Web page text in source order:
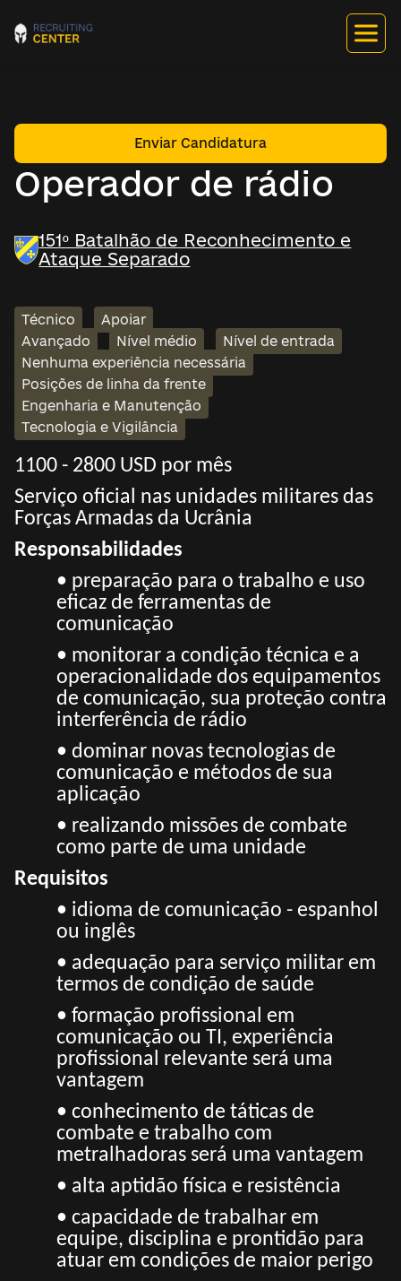
Operador de rádio
Enviar Candidatura
151º Batalhão de Reconhecimento e
Ataque Separado
Técnico
Apoiar
Avançado
Nível médio
Nível de entrada
Nenhuma experiência necessária
Posições de linha da frente
Engenharia e Manutenção
Tecnologia e Vigilância
1100 - 2800 USD por mês
Serviço oficial nas unidades militares das
Forças Armadas da Ucrânia
Responsabilidades
• preparação para o trabalho e uso
eficaz de ferramentas de
comunicação
• monitorar a condição técnica e a
operacionalidade dos equipamentos
de comunicação, sua proteção contra
interferência de rádio
• dominar novas tecnologias de
comunicação e métodos de sua
aplicação
• realizando missões de combate
como parte de uma unidade
Requisitos
• idioma de comunicação - espanhol
ou inglês
• adequação para serviço militar em
termos de condição de saúde
• formação profissional em
comunicação ou TI, experiência
profissional relevante será uma
vantagem
• conhecimento de táticas de
combate e trabalho com
metralhadoras será uma vantagem
• alta aptidão física e resistência
• capacidade de trabalhar em
equipe, disciplina e prontidão para
atuar em condições de maior perigo